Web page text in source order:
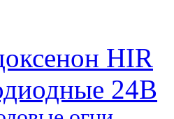
HIR
24B